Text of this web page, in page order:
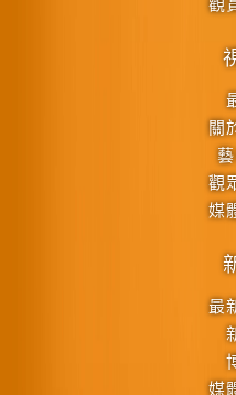
關
觀
媒
最
媒